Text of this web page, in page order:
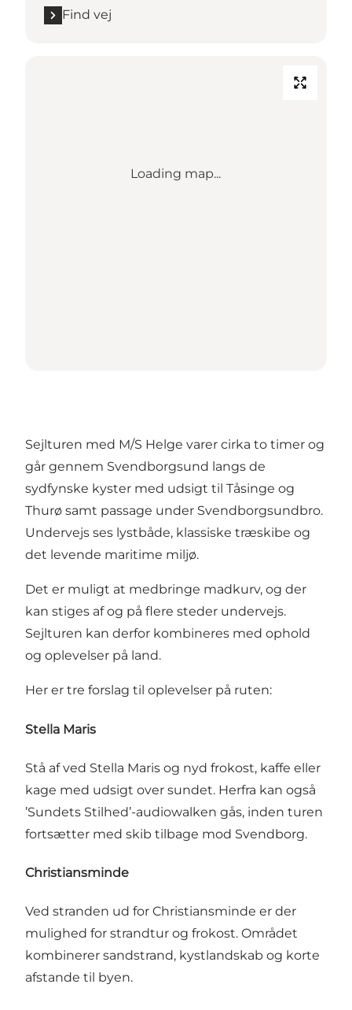
Find vej
Loading map...
Sejlturen med M/S Helge varer cirka to timer og
går gennem Svendborgsund langs de
sydfynske kyster med udsigt til Tåsinge og
Thurø samt passage under Svendborgsundbro.
Undervejs ses lystbåde, klassiske træskibe og
det levende maritime miljø.
Det er muligt at medbringe madkurv, og der
kan stiges af og på flere steder undervejs.
Sejlturen kan derfor kombineres med ophold
og oplevelser på land.
Her er tre forslag til oplevelser på ruten:
Stella Maris
Stå af ved Stella Maris og nyd frokost, kaffe eller
kage med udsigt over sundet. Herfra kan også
’Sundets Stilhed’-audiowalken gås, inden turen
fortsætter med skib tilbage mod Svendborg.
Christiansminde
Ved stranden ud for Christiansminde er der
mulighed for strandtur og frokost. Området
kombinerer sandstrand, kystlandskab og korte
afstande til byen.